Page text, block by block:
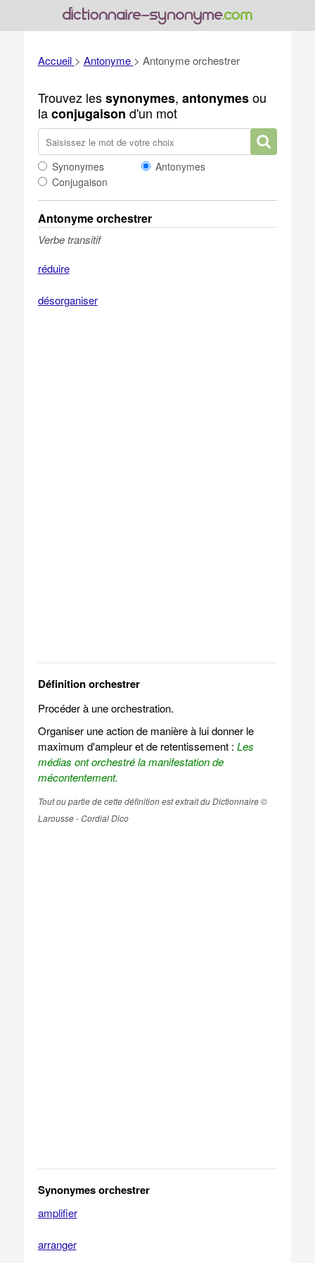
Accueil > Antonyme > Antonyme orchestrer
Trouvez lessynonymes, antonymesou
laconjugaison d'un mot
Synonymes
Antonymes
Conjugaison
Antonyme orchestrer
Verbe transitif
réduire
désorganiser
Définition orchestrer
Procéder à une orchestration.
Organiser une action de manière à lui donner le
maximum d'ampleur et de retentissement : Les
médias ont orchestré la manifestation de
mécontentement.
Tout ou partie de cette définition est extrait du Dictionnaire ©
Larousse - Cordial Dico
Synonymes orchestrer
amplifier
arranger